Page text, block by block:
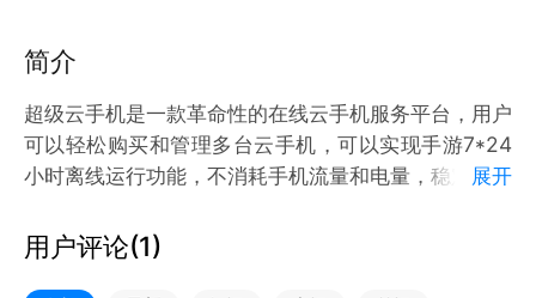
简介
超级云手机是一款革命性的在线云手机服务平台，用户
可以轻松购买和管理多台云手机，可以实现手游7*24
小时离线运行功能，不消耗手机流量和电量，稳定流畅
多设备协同、硬件升级、游戏体验提升等方面的问题。
展开
用户评论(1)